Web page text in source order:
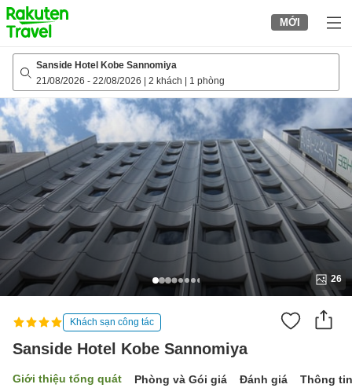
to
top
page
MỚI
Sanside Hotel Kobe Sannomiya
21/08/2026 - 22/08/2026 2 khách 1 phòng
26
Khách sạn công tác
Sanside Hotel Kobe Sannomiya
Giới thiệu tổng quát Phòng và Gói giá Đánh giá Thông